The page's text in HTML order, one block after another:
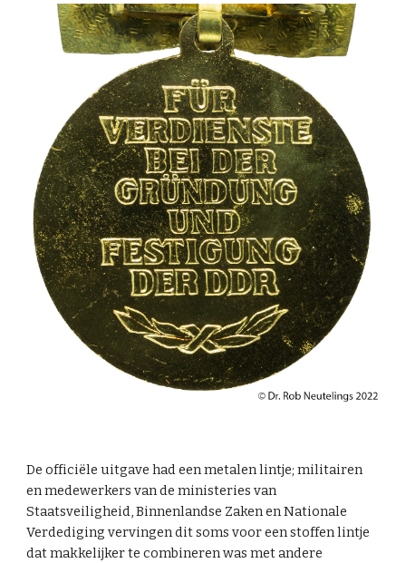
De officiële uitgave had een metalen lintje; militairen
en medewerkers van de ministeries van
Staatsveiligheid, Binnenlandse Zaken en Nationale
Verdediging vervingen dit soms voor een stoffen lintje
dat makkelijker te combineren was met andere